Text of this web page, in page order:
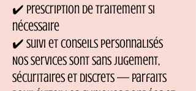
✔️ Prescription de traitement si
nécessaire
✔️ Suivi et conseils personnalisés
Nos services sont sans jugement,
sécuritaires et discrets — parfaits